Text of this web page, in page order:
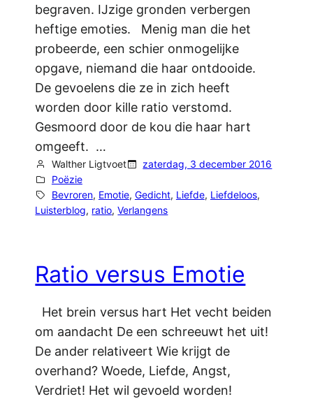
begraven. IJzige gronden verbergen
heftige emoties. Menig man die het
probeerde, een schier onmogelijke
opgave, niemand die haar ontdooide.
De gevoelens die ze in zich heeft
worden door kille ratio verstomd.
Gesmoord door de kou die haar hart
omgeeft. …
Walther Ligtvoet
zaterdag, 3 december 2016
Poëzie
Bevroren, Emotie, Gedicht, Liefde, Liefdeloos,
Luisterblog, ratio, Verlangens
Ratio versus Emotie
Het brein versus hart Het vecht beiden
om aandacht De een schreeuwt het uit!
De ander relativeert Wie krijgt de
overhand? Woede, Liefde, Angst,
Verdriet! Het wil gevoeld worden!